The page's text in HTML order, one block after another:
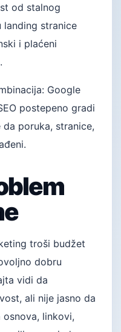
od stalnog
landing stranice
i plaćeni
Google
postepeno gradi
poruka, stranice,
troši budžet
dobru
vidi da
ali nije jasno da
linkovi,